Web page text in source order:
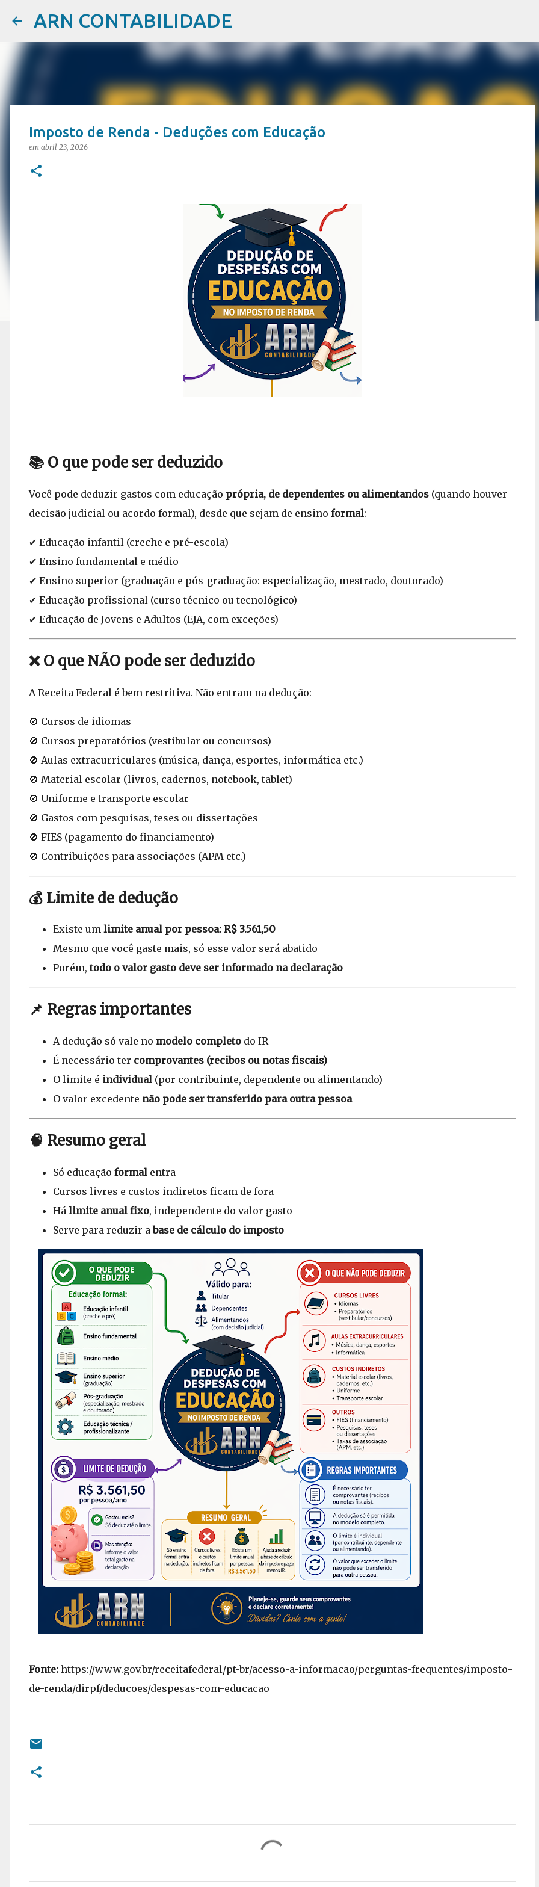
ARN CONTABILIDADE
Imposto de Renda - Deduções com Educação
em abril 23, 2026
📚 O que pode ser deduzido
Você pode deduzir gastos com educação própria, de dependentes ou alimentandos (quando houver
decisão judicial ou acordo formal), desde que sejam de ensino formal:
✔ Educação infantil (creche e pré-escola)
✔ Ensino fundamental e médio
✔ Ensino superior (graduação e pós-graduação: especialização, mestrado, doutorado)
✔ Educação profissional (curso técnico ou tecnológico)
✔ Educação de Jovens e Adultos (EJA, com exceções)
❌ O que NÃO pode ser deduzido
A Receita Federal é bem restritiva. Não entram na dedução:
🚫 Cursos de idiomas
🚫 Cursos preparatórios (vestibular ou concursos)
🚫 Aulas extracurriculares (música, dança, esportes, informática etc.)
🚫 Material escolar (livros, cadernos, notebook, tablet)
🚫 Uniforme e transporte escolar
🚫 Gastos com pesquisas, teses ou dissertações
🚫 FIES (pagamento do financiamento)
🚫 Contribuições para associações (APM etc.)
💰 Limite de dedução
Existe um limite anual por pessoa: R$ 3.561,50
Mesmo que você gaste mais, só esse valor será abatido
Porém,todo o valor gasto deve ser informado na declaração
📌 Regras importantes
A dedução só vale no modelo completo do IR
É necessário ter comprovantes (recibos ou notas fiscais)
O limite é individual (por contribuinte, dependente ou alimentando)
O valor excedente não pode ser transferido para outra pessoa
🧠 Resumo geral
Só educação formal entra
Cursos livres e custos indiretos ficam de fora
Há limite anual fixo, independente do valor gasto
Serve para reduzir abase de cálculo do imposto
Fonte: https://www.gov.br/receitafederal/pt-br/acesso-a-informacao/perguntas-frequentes/imposto-
de-renda/dirpf/deducoes/despesas-com-educacao